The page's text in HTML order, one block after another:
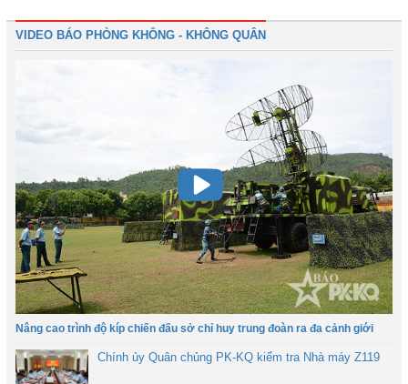
VIDEO BÁO PHÒNG KHÔNG - KHÔNG QUÂN
Nâng cao trình độ kíp chiến đấu sở chỉ huy trung đoàn ra đa cảnh giới
Chính ủy Quân chủng PK-KQ kiểm tra Nhà máy Z119